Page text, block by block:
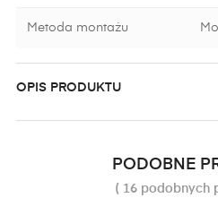
Metoda montażu
OPIS PRODUKTU
PODOBNE
( 16 podobnych